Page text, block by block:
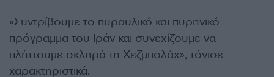
«Συντρίβουμε το πυραυλικό και πυρηνικό
πρόγραμμα του Ιράν και συνεχίζουμε να
πλήττουμε σκληρά τη Χεζμπολάχ», τόνισε
χαρακτηριστικά.